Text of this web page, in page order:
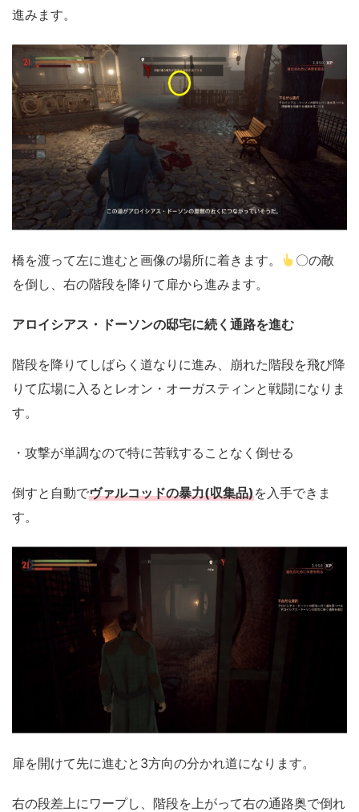
進みます。
橋を渡って左に進むと画像の場所に着きます。
〇の敵
を倒し、右の階段を降りて扉から進みます。
アロイシアス・ドーソンの邸宅に続く通路を進む
階段を降りてしばらく道なりに進み、崩れた階段を飛び降
りて広場に入るとレオン・オーガスティンと戦闘になりま
す。
・攻撃が単調なので特に苦戦することなく倒せる
倒すと自動でヴァルコッドの暴力(収集品)を入手できま
す。
扉を開けて先に進むと3方向の分かれ道になります。
右の段差上にワープし、階段を上がって右の通路奥で倒れ